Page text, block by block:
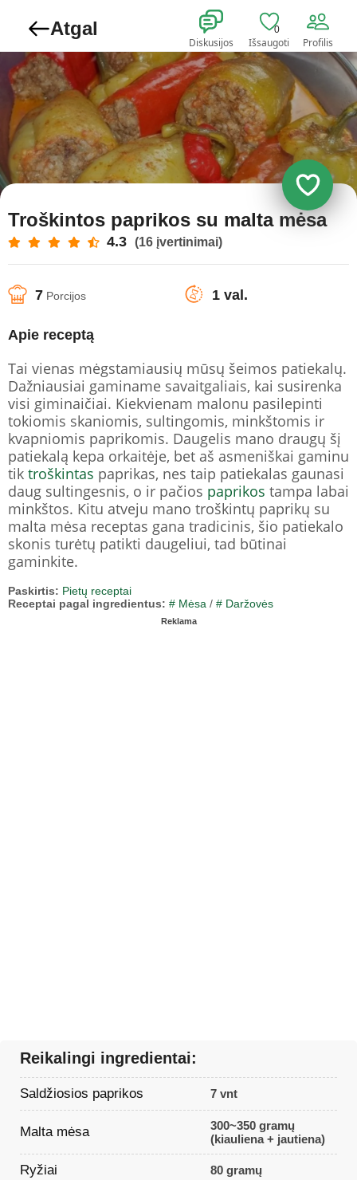
Atgal
Diskusijos
0
Išsaugoti Profilis
Troškintos paprikos su malta mėsa
4.3 (16 įvertinimai)
7 Porcijos 1 val.
Apie receptą
Tai vienas mėgstamiausių mūsų šeimos patiekalų.
Dažniausiai gaminame savaitgaliais, kai susirenka
visi giminaičiai. Kiekvienam malonu pasilepinti
tokiomis skaniomis, sultingomis, minkštomis ir
kvapniomis paprikomis. Daugelis mano draugų šį
patiekalą kepa orkaitėje, bet aš asmeniškai gaminu
tik troškintas paprikas, nes taip patiekalas gaunasi
daug sultingesnis, o ir pačios paprikos tampa labai
minkštos. Kitu atveju mano troškintų paprikų su
malta mėsa receptas gana tradicinis, šio patiekalo
skonis turėtų patikti daugeliui, tad būtinai
gaminkite.
Paskirtis: Pietų receptai
Receptai pagal ingredientus: # Mėsa / # Daržovės
Reklama
Reikalingi ingredientai:
Saldžiosios paprikos 7 vnt
Malta mėsa
300~350 gramų
(kiauliena + jautiena)
Ryžiai 80 gramų